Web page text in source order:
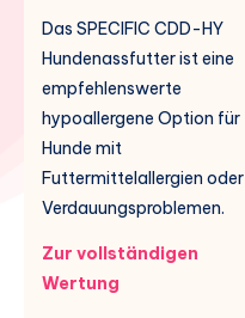
Das SPECIFIC CDD-HY
Hundenassfutter ist eine
empfehlenswerte
hypoallergene Option für
Hunde mit
Futtermittelallergien oder
Verdauungsproblemen.
Zur vollständigen
Wertung